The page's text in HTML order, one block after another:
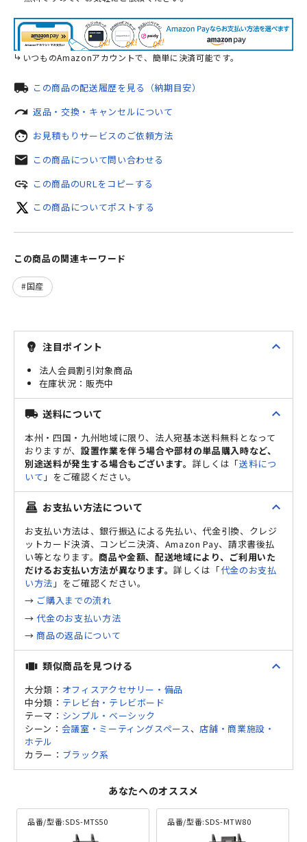
いつものAmazonアカウントで、簡単に決済可能です。
local_shipping この商品の配送履歴を見る（納期目安）
redo 返品・交換・キャンセルについて
face お見積もりサービスのご依頼方法
mail この商品について問い合わせる
add_link この商品のURLをコピーする
この商品についてポストする
この商品の関連キーワード
国産
emoji_objects 注目ポイント expand_less
法人会員割引対象商品
販売中
local_shipping 送料について expand_less
本州・四国・九州地域に限り、法人宛基本送料無料となって
おりますが、 設置作業を伴う場合や部材の単品購入時など、
別途送料が発生する場合もございます。 詳しくは「送料につ
いて 」をご確認ください。
point_of_sale お支払い方法について expand_less
お支払い方法は、銀行振込による先払い、代金引換、クレジ
ットカード決済、コンビニ決済、Amazon Pay、請求書後払
い等となります。商品や金額、配送地域により、ご利用いた
だけるお支払い方法が異なります。詳しくは「代金のお支払
い方法 」をご確認ください。
→ ご購入までの流れ
→代金のお支払い方法
→ 商品の返品について
view_carousel 類似商品を見つける expand_less
大分類： オフィスアクセサリー・備品
中分類： テレビ台・テレビボード
テーマ： シンプル・ベーシック
シーン： 会議室・ミーティングスペース、 店舗・商業施設・
ホテル
カラー： ブラック系
あなたへのオススメ
品番/型番:SDS-MTS50 品番/型番:SDS-MTW80